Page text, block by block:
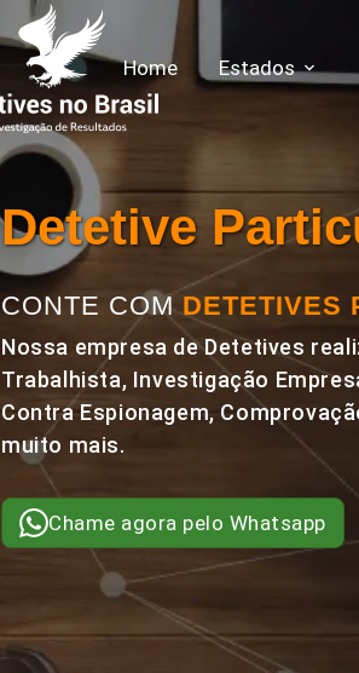
Home Estados
Detetive
CONTE COMDETETIVES
Nossa empresa de Detetives
Trabalhista, Investigação
Contra Espionagem,
muito mais.
Chame agora pelo Whatsapp